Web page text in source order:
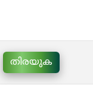
തിരയുക